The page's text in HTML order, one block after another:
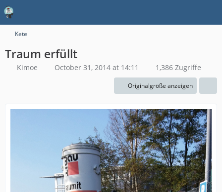
Kete
Traum erfüllt
Kimoe October 31, 2014 at 14:11 1,386 Zugriffe
Originalgröße anzeigen